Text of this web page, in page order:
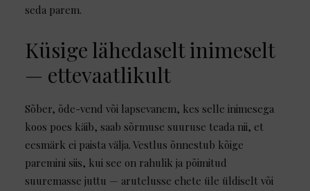
seda parem.
Küsige lähedaselt inimeselt
— ettevaatlikult
Sõber, õde-vend või lapsevanem, kes selle inimesega
koos poes käib, saab sõrmuse suuruse teada nii, et
eesmärk ei paista välja. Vestlus õnnestub kõige
paremini siis, kui see on rahulik ja põimitud
suuremasse juttu — arutelusse ehete üle üldiselt või